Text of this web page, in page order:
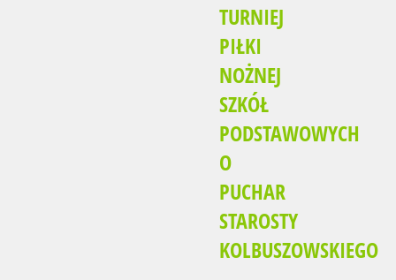
TURNIEJ
PIŁKI
NOŻNEJ
SZKÓŁ
PODSTAWOWYCH
O
PUCHAR
STAROSTY
KOLBUSZOWSKIEGO